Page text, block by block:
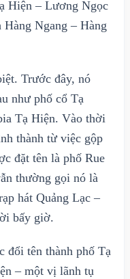
Hiện – Lương Ngọc
Ngang – Hàng
Trước đây, nó
như phố cổ Tạ
Tạ Hiện. Vào thời
thành từ việc gộp
đặt tên là phố Rue
thường gọi nó là
hát Quảng Lạc –
bấy giờ.
đổi tên thành phố Tạ
– một vị lãnh tụ